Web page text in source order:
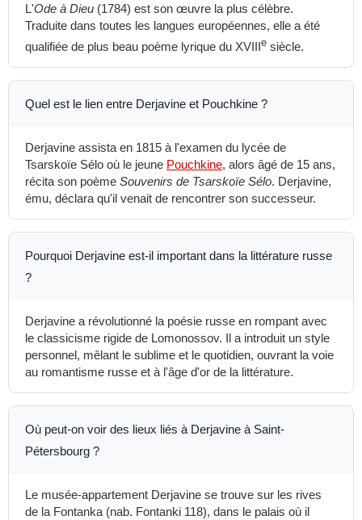
L'Ode à Dieu (1784) est son œuvre la plus célèbre.
Traduite dans toutes les langues européennes, elle a été
qualifiée de plus beau poème lyrique du XVIIIe siècle.
Quel est le lien entre Derjavine et Pouchkine ?
Derjavine assista en 1815 à l'examen du lycée de
Tsarskoïe Sélo où le jeune Pouchkine, alors âgé de 15 ans,
récita son poème Souvenirs de Tsarskoïe Sélo. Derjavine,
ému, déclara qu'il venait de rencontrer son successeur.
Pourquoi Derjavine est-il important dans la littérature russe
?
Derjavine a révolutionné la poésie russe en rompant avec
le classicisme rigide de Lomonossov. Il a introduit un style
personnel, mêlant le sublime et le quotidien, ouvrant la voie
au romantisme russe et à l'âge d'or de la littérature.
Où peut-on voir des lieux liés à Derjavine à Saint-
Pétersbourg ?
Le musée-appartement Derjavine se trouve sur les rives
de la Fontanka (nab. Fontanki 118), dans le palais où il